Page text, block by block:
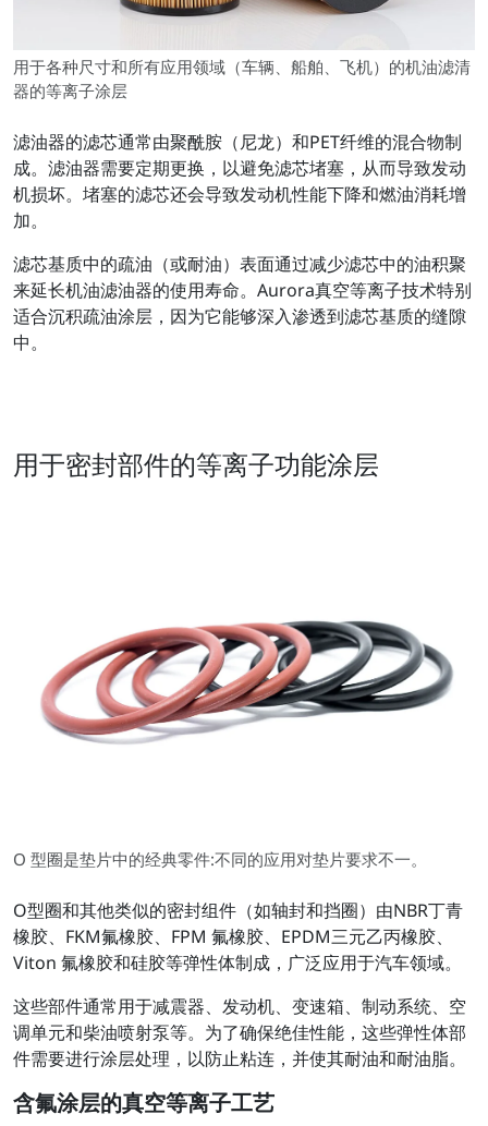
用于各种尺寸和所有应用领域（车辆、船舶、飞机）的机油滤清
器的等离子涂层
滤油器的滤芯通常由聚酰胺（尼龙）和PET纤维的混合物制
成。滤油器需要定期更换，以避免滤芯堵塞，从而导致发动
机损坏。堵塞的滤芯还会导致发动机性能下降和燃油消耗增
加。
滤芯基质中的疏油（或耐油）表面通过减少滤芯中的油积聚
来延长机油滤油器的使用寿命。Aurora真空等离子技术特别
适合沉积疏油涂层，因为它能够深入渗透到滤芯基质的缝隙
中。
用于密封部件的等离子功能涂层
O 型圈是垫片中的经典零件:不同的应用对垫片要求不一。
O型圈和其他类似的密封组件（如轴封和挡圈）由NBR丁青
橡胶、FKM氟橡胶、FPM 氟橡胶、EPDM三元乙丙橡胶、
Viton 氟橡胶和硅胶等弹性体制成，广泛应用于汽车领域。
这些部件通常用于减震器、发动机、变速箱、制动系统、空
调单元和柴油喷射泵等。为了确保绝佳性能，这些弹性体部
件需要进行涂层处理，以防止粘连，并使其耐油和耐油脂。
含氟涂层的真空等离子工艺